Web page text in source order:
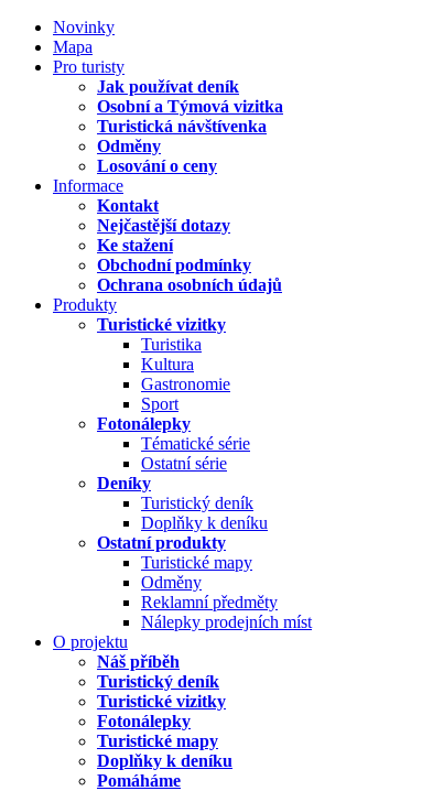
Novinky
Mapa
Pro turisty
Jak používat deník
Osobní a Týmová vizitka
Turistická návštívenka
Odměny
Losování o ceny
Informace
Kontakt
Nejčastější dotazy
Ke stažení
Obchodní podmínky
Ochrana osobních údajů
Produkty
Turistické vizitky
Turistika
Kultura
Gastronomie
Sport
Fotonálepky
Tématické série
Ostatní série
Deníky
Turistický deník
Doplňky k deníku
Ostatní produkty
Turistické mapy
Odměny
Reklamní předměty
Nálepky prodejních míst
O projektu
Náš příběh
Turistický deník
Turistické vizitky
Fotonálepky
Turistické mapy
Doplňky k deníku
Pomáháme